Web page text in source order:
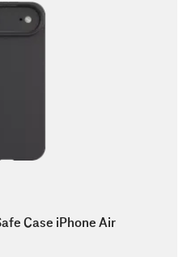
Case iPhone Air